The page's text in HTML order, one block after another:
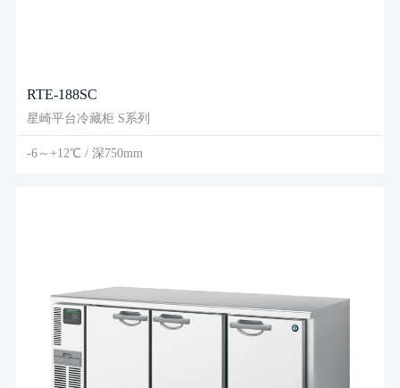
RTE-188SC
星崎平台冷藏柜 S系列
-6～+12℃ / 深750mm